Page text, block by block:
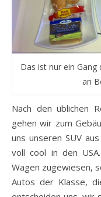
Das ist nur ein
an
Nach den üblichen
gehen wir zum
uns unseren SUV
voll cool in den
Wagen zugewiesen,
Autos der Klasse,